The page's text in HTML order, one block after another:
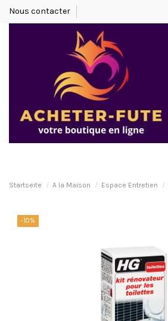
Nous contacter
Startseite A la Maison Espace Entretien
-10%